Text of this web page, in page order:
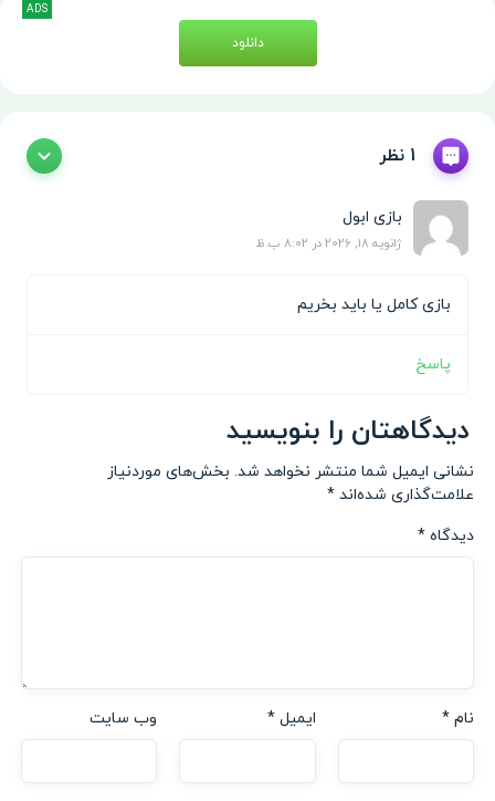
دانلود
ADS
1 نظر
بازی ابول
ژانویه 18, 2026 در 8:02 ب.ظ
بازی کامل یا باید بخریم
پاسخ
دیدگاهتان را بنویسید
نشانی ایمیل شما منتشر نخواهد شد. بخش‌های موردنیاز
علامت‌گذاری شده‌اند *
دیدگاه *
نام * ایمیل* وب‌ سایت